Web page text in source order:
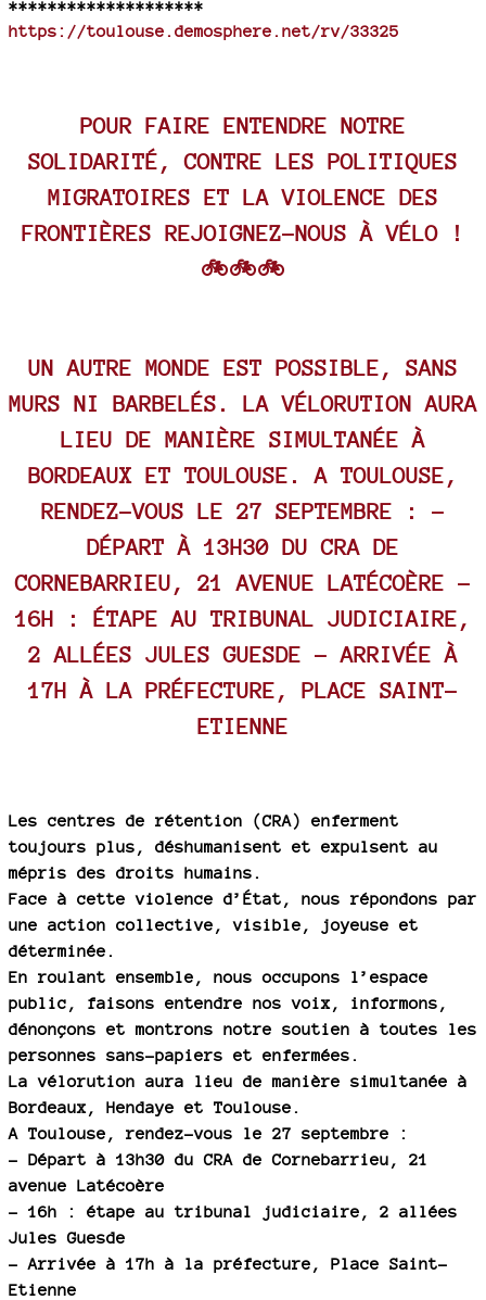
********************
https://toulouse.demosphere.net/rv/33325
POUR FAIRE ENTENDRE NOTRE
SOLIDARITÉ, CONTRE LES POLITIQUES
MIGRATOIRES ET LA VIOLENCE DES
FRONTIÈRES REJOIGNEZ-NOUS À VÉLO !
🚲🚲🚲
UN AUTRE MONDE EST POSSIBLE, SANS
MURS NI BARBELÉS. LA VÉLORUTION AURA
LIEU DE MANIÈRE SIMULTANÉE À
BORDEAUX ET TOULOUSE. A TOULOUSE,
RENDEZ-VOUS LE 27 SEPTEMBRE : –
DÉPART À 13H30 DU CRA DE
CORNEBARRIEU, 21 AVENUE LATÉCOÈRE –
16H : ÉTAPE AU TRIBUNAL JUDICIAIRE,
2 ALLÉES JULES GUESDE – ARRIVÉE À
17H À LA PRÉFECTURE, PLACE SAINT-
ETIENNE
Les centres de rétention (CRA) enferment
toujours plus, déshumanisent et expulsent au
mépris des droits humains.
Face à cette violence d’État, nous répondons par
une action collective, visible, joyeuse et
déterminée.
En roulant ensemble, nous occupons l’espace
public, faisons entendre nos voix, informons,
dénonçons et montrons notre soutien à toutes les
personnes sans-papiers et enfermées.
La vélorution aura lieu de manière simultanée à
Bordeaux, Hendaye et Toulouse.
A Toulouse, rendez-vous le 27 septembre :
– Départ à 13h30 du CRA de Cornebarrieu, 21
avenue Latécoère
– 16h : étape au tribunal judiciaire, 2 allées
Jules Guesde
– Arrivée à 17h à la préfecture, Place Saint-
Etienne